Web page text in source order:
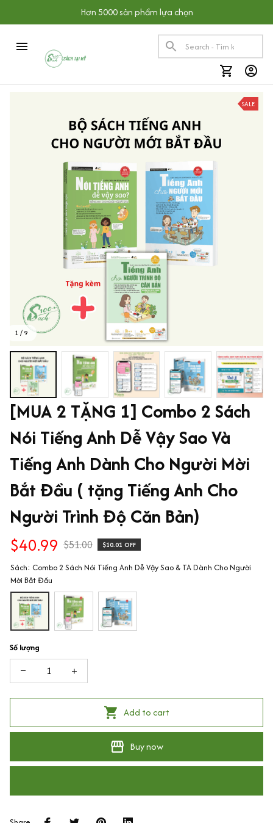
Hơn 5000 sản phẩm lựa chọn
1 / 9
SALE
[MUA 2 TẶNG 1] Combo 2 Sách
Nói Tiếng Anh Dễ Vậy Sao Và
Tiếng Anh Dành Cho Người Mời
Bắt Đầu ( tặng Tiếng Anh Cho
Người Trình Độ Căn Bản)
$40.99 $51.00 $10.01 OFF
Sách: Combo 2 Sách Nói Tiếng Anh Dễ Vậy Sao & TA Dành Cho Người
Mời Bắt Đầu
Số lượng
Add to cart
Buy now